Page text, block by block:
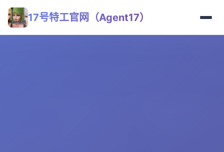
17号特工官网（Agent17）